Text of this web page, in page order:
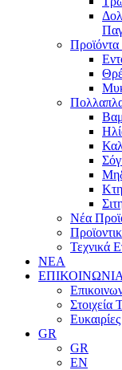
Προϊόντα
Νέα
Τεχνικά
ΝΕΑ
ΕΠΙΚΟΙΝΩΝΙΑ
Στοιχεία
GR
GR
EN